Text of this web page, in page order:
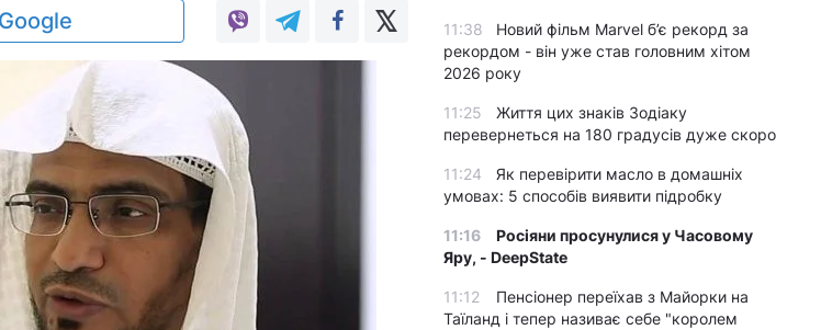
11:38
Новий фільм Marvel б’є рекорд за
рекордом - він уже став головним хітом
2026 року
11:25
Життя цих знаків Зодіаку
перевернеться на 180 градусів дуже скоро
11:24
Як перевірити масло в домашніх
умовах: 5 способів виявити підробку
11:16
Росіяни просунулися у Часовому
Яру, - DeepState
11:12
Пенсіонер переїхав з Майорки на
Таїланд і тепер називає себе "королем